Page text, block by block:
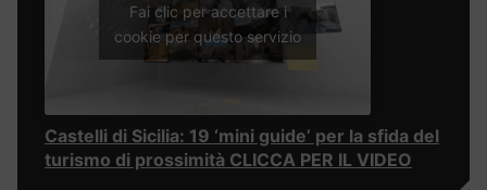
Fai clic per accettare i
cookie per questo servizio
Castelli di Sicilia: 19 ‘mini guide’ per la sfida del
turismo di prossimità CLICCA PER IL VIDEO